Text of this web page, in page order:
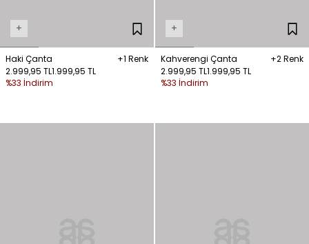
+
Haki Çanta
+1 Renk
2.999,95 TL1.999,95 TL
%33 İndirim
+
Kahverengi Çanta
+2 Renk
2.999,95 TL1.999,95 TL
%33 İndirim